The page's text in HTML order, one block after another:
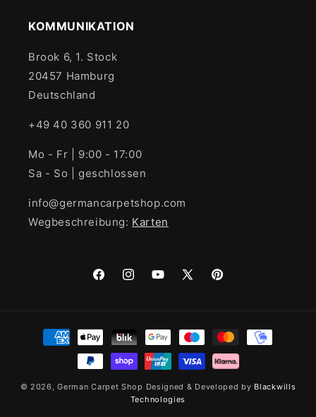
KOMMUNIKATION
Brook 6, 1. Stock
20457 Hamburg
Deutschland
+49 40 360 911 20
Mo - Fr | 9:00 - 17:00
Sa - So | geschlossen
info@germancarpetshop.com
Wegbeschreibung: Karten
FacebookInstagramYouTube
X
Pinterest
Zahlungsmethoden
© 2026,German Carpet Shop Designed & Developed by Blackwills
Technologies